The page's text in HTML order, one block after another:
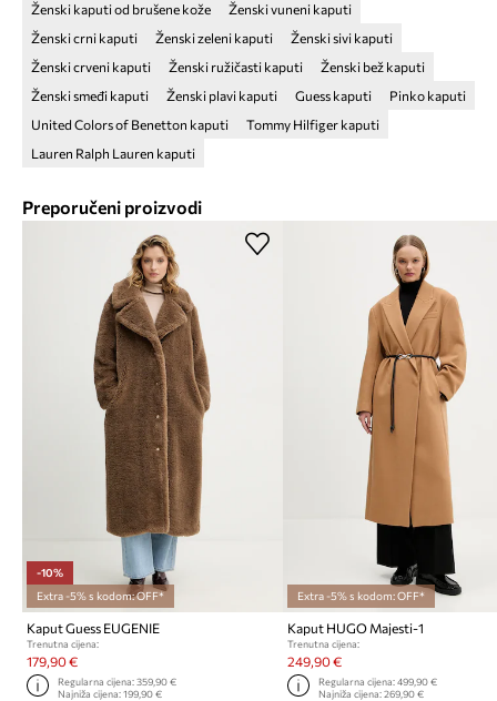
Ženski kaputi od brušene kože
Ženski vuneni kaputi
Ženski crni kaputi
Ženski zeleni kaputi
Ženski sivi kaputi
Ženski crveni kaputi
Ženski ružičasti kaputi
Ženski bež kaputi
Ženski smeđi kaputi
Ženski plavi kaputi Guess kaputi
Pinko kaputi
United Colors of Benetton kaputi
Tommy Hilfiger kaputi
Lauren Ralph Lauren kaputi
Preporučeni proizvodi
-10%
Extra -5% s kodom: OFF*
Kaput Guess EUGENIE
Trenutna cijena:
179,90 €
Regularna cijena:359,90 €
Najniža cijena:199,90 €
Extra -5% s kodom: OFF*
Kaput HUGO Majesti-1
Trenutna cijena:
249,90 €
Regularna cijena: 499,90 €
Najniža cijena: 269,90 €